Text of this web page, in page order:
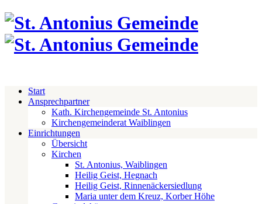
Start
Ansprechpartner
Kath. Kirchengemeinde St. Antonius
Kirchengemeinderat Waiblingen
Einrichtungen
Übersicht
Kirchen
St. Antonius, Waiblingen
Heilig Geist, Hegnach
Heilig Geist, Rinnenäckersiedlung
Maria unter dem Kreuz, Korber Höhe